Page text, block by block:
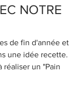
NOTRE
de fin d'année et
une idée recette.
réaliser un "Pain